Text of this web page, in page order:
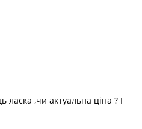
ласка ,чи актуальна ціна ? І